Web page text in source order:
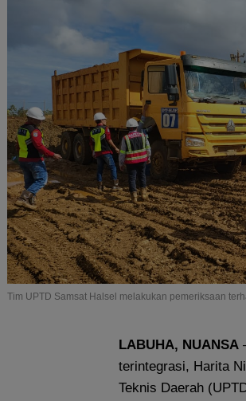
Tim UPTD Samsat Halsel melakukan pemeriksaan
LABUHA, NUANSA
terintegrasi, Harita
Teknis Daerah